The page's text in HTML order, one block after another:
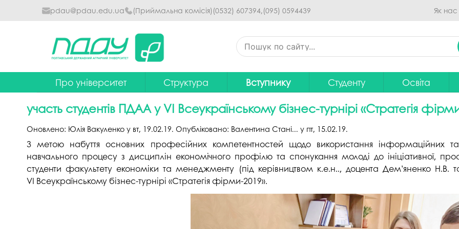
Перейти до основного
pdau@pdau.edu.ua (Приймальна комісія)(0532) 607394,(095) 0594439 Як нас
Про університет
Досягнення
Сталий розвиток
Політики університету
Структура
Наглядова рада
Вчена рада університету
Факультети та інститути
Кафедри
Вступнику
Приймальна комісія
Фінансова підтримка на
навчання
Підготовчі курси
Зимовий вступ
Європейська освіта без ЗНО
Студенту
Дистанційне навчання
Рейтинг успішності студентів
Оплата за навчання
Студентський Сенат
університету
Освіта
Освітні
Проєкти ОП
Графік
Громадське
нормативних
участь студентів ПДАА у VІ Всеукраїнському бізнес-турнірі «Стратегія
Оновлено: Юлія Вакуленко у вт, 19.02.19. Опубліковано: Валентина Стані... у пт, 15.02.19.
З метою набуття основних професійних компетентностей щодо використання інформаційних та
навчального процесу з дисциплін економічного профілю та спонукання молоді до ініціативної,
студенти факультету економіки та менеджменту (під керівництвом к.е.н.., доцента Дем’яненко Н.В.
VІ Всеукраїнському бізнес-турнірі «Стратегія фірми-2019».